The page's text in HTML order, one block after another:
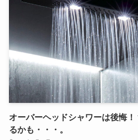
オーバーヘッドシャワーは後悔
るかも・・・。